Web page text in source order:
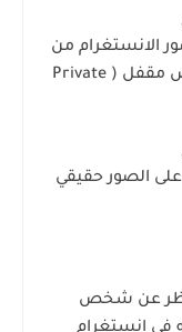
الانستغرام من
اي حساب خاص مقفل ( Private
على الصور حقيقي
عن شخص